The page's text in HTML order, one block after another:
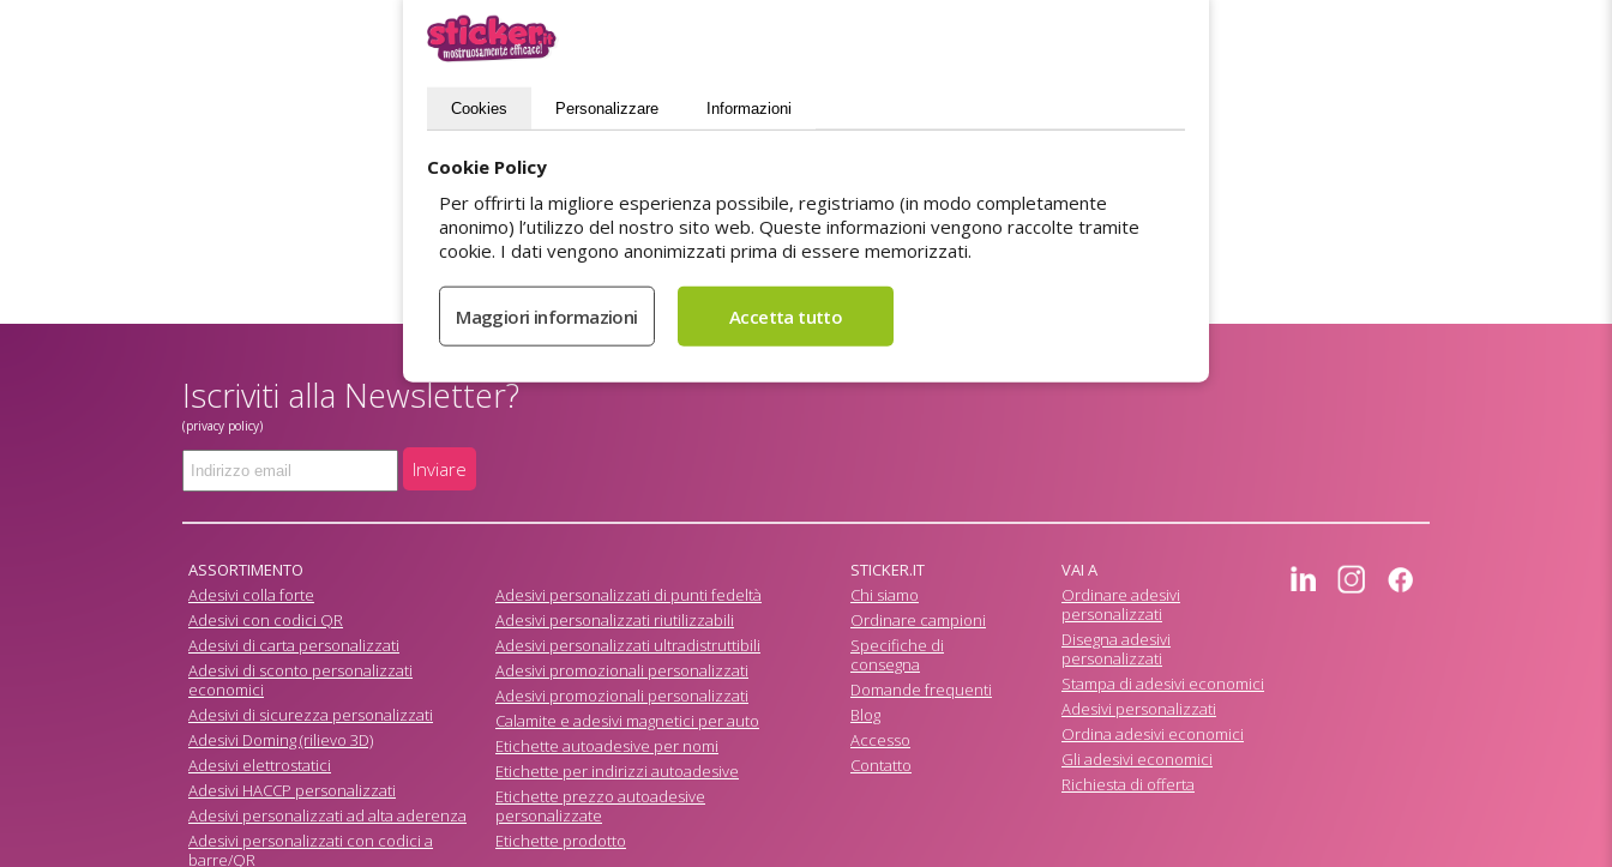
Iscriviti alla Newsletter?
(privacy policy)
Inviare
ASSORTIMENTO
Adesivi colla forte
Adesivi con codici QR
Adesivi di carta personalizzati
Adesivi di sconto personalizzati
economici
Adesivi di sicurezza personalizzati
Adesivi Doming (rilievo 3D)
Adesivi elettrostatici
Adesivi HACCP personalizzati
Adesivi personalizzati ad alta aderenza
Adesivi personalizzati con codici a
barre/QR
Adesivi personalizzati di punti fedeltà
Adesivi personalizzati riutilizzabili
Adesivi personalizzati ultradistruttibili
Adesivi promozionali personalizzati
Adesivi promozionali personalizzati
Calamite e adesivi magnetici per auto
Etichette autoadesive per nomi
Etichette per indirizzi autoadesive
Etichette prezzo autoadesive
personalizzate
Etichette prodotto
STICKER.IT
Chi siamo
Ordinare campioni
Specifiche di
consegna
Domande frequenti
Blog
Accesso
Contatto
VAI A
Ordinare adesivi
personalizzati
Disegna adesivi
personalizzati
Stampa di adesivi economici
Adesivi personalizzati
Ordina adesivi economici
Gli adesivi economici
Richiesta di offerta
Cookies Personalizzare Informazioni
Cookie Policy
Per offrirti la migliore esperienza possibile, registriamo (in modo completamente
anonimo) l’utilizzo del nostro sito web. Queste informazioni vengono raccolte tramite
cookie. I dati vengono anonimizzati prima di essere memorizzati.